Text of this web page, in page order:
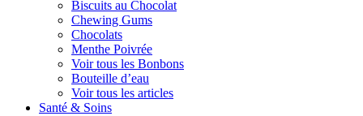
Biscuits au Chocolat
Chewing Gums
Chocolats
Menthe Poivrée
Voir tous les Bonbons
Bouteille d’eau
Voir tous les articles
Santé & Soins